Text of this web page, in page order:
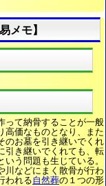
メモ】
って納骨することが一般
高価なものとなり、また
のお墓を引き継いでくれ
引き継いでくれても、転
う問題も生じている。
川などにまく散骨が行わ
われる自然葬の１つの形